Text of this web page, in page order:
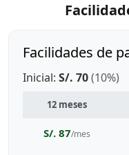
Facilidades de
Inicial: S/. 70(10%)
12 meses
S/. 87/mes